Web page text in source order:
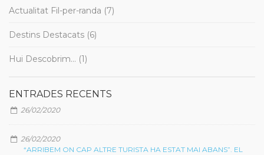
Actualitat Fil-per-randa (7)
Destins Destacats (6)
Hui Descobrim... (1)
ENTRADES RECENTS
26/02/2020
26/02/2020
“ARRIBEM ON CAP ALTRE TURISTA HA ESTAT MAI ABANS”. EL